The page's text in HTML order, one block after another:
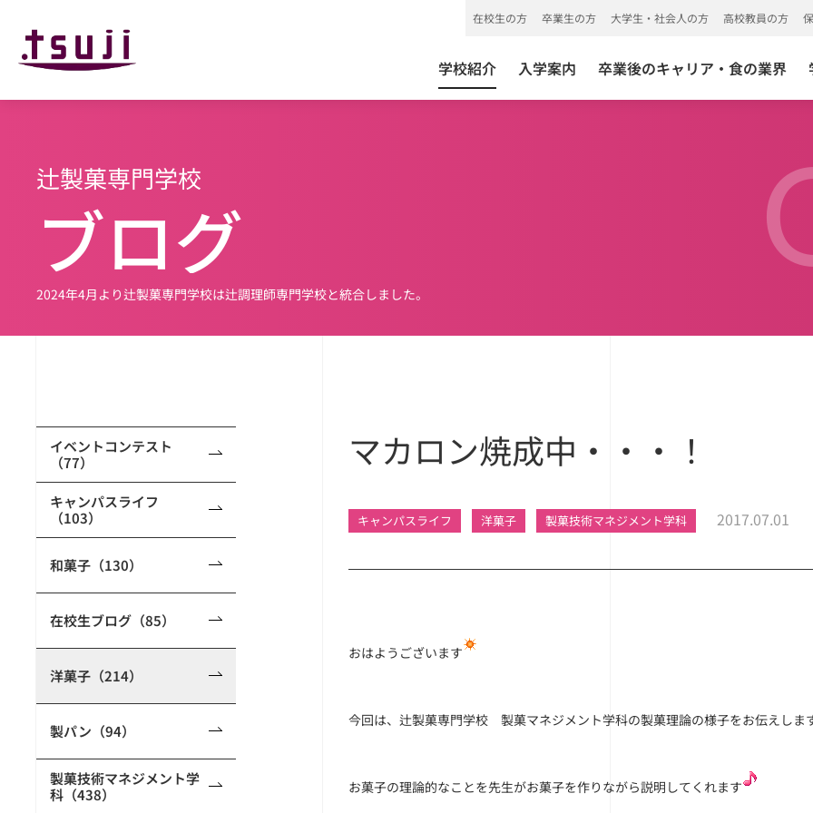
学校紹介 入学案内 卒業後のキャリア・食の業界
在校生の方 卒業生の方 大学生・社会人の方 高校教員の方
辻製菓専門学校
ブログ
2024年4月より辻製菓専門学校は辻調理師専門学校と統合しました。
イベントコンテスト
（77）
キャンパスライフ
（103）
和菓子（130）
在校生ブログ（85）
洋菓子（214）
製パン（94）
製菓技術マネジメント学
科（438）
マカロン焼成中・・・！
キャンパスライフ 洋菓子 製菓技術マネジメント学科 2017.07.01
おはようございます
今回は、辻製菓専門学校 製菓マネジメント学科の製菓理論の様子をお伝えしま
お菓子の理論的なことを先生がお菓子を作りながら説明してくれます